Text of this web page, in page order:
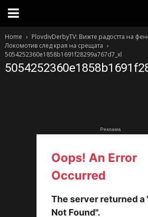
Home
PlovdivDerbyTV: Вижте радостта на
Локомотив след края на срещата
5054252360e1858b1691f28299a767d7_xl
Реклама